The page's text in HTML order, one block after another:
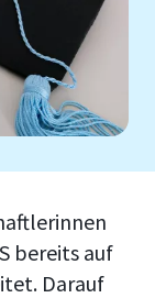
bereits auf
Darauf